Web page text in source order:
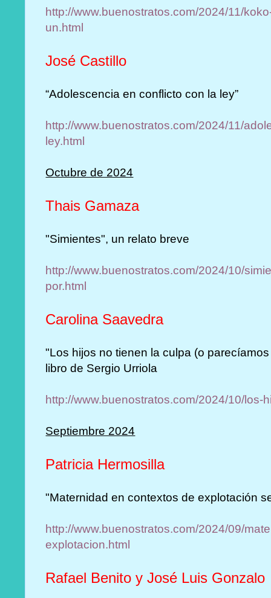
http://www.buenostratos.com/2024/11/
un.html
José Castillo
“Adolescencia en conflicto con la ley”
http://www.buenostratos.com/2024/11/
ley.html
Octubre de 2024
Thais Gamaza
"Simientes", un relato breve
http://www.buenostratos.com/2024/10/
por.html
Carolina Saavedra
"Los hijos no tienen la culpa (o
libro de Sergio Urriola
http://www.buenostratos.com/2024/10/los-
Septiembre 2024
Patricia Hermosilla
"Maternidad en contextos de explotación
http://www.buenostratos.com/2024/09/
explotacion.html
Rafael Benito y José Luis Gonzalo